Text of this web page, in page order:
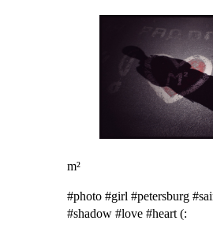
m²
#photo #girl #petersburg
#shadow #love #heart (: